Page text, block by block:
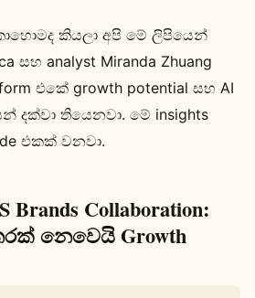
කියලා අපි මේ ලිපියෙන්
සහ analyst Miranda Zhuang
එකේ growth potential සහ AI
දක්වා තියෙනවා. මේ insights
එකක් වනවා.
Brands Collaboration:
නෙවෙයි Growth